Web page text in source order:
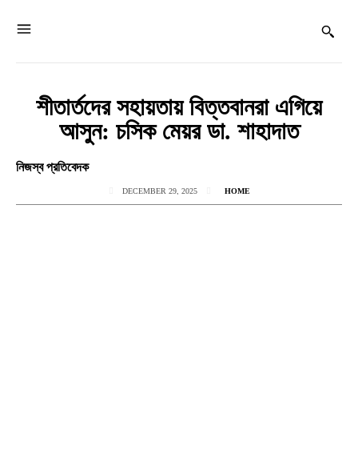
শীতার্তদের সহায়তায় বিত্তবানরা এগিয়ে
আসুন: চসিক মেয়র ডা. শাহাদাত
নিজস্ব প্রতিবেদক
DECEMBER 29, 2025 HOME